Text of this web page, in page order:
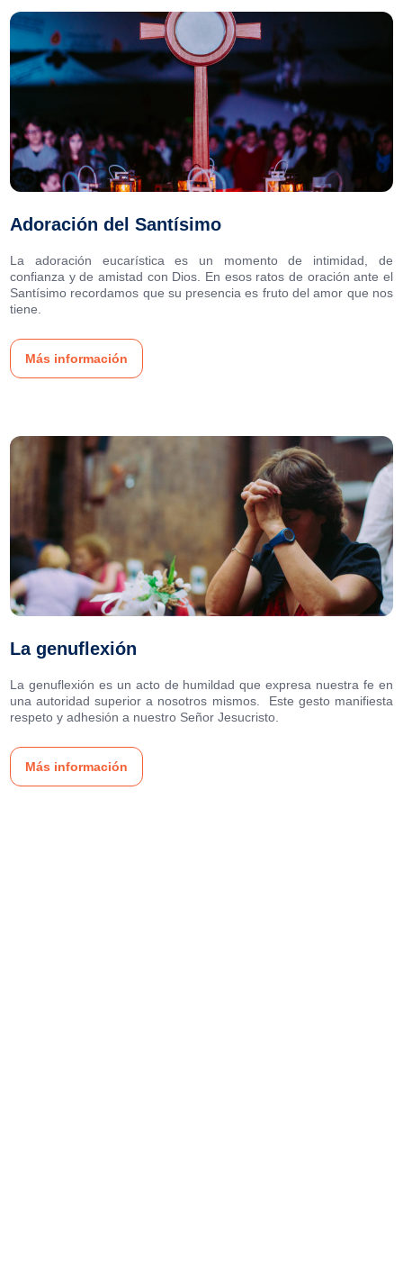
Adoración del Santísimo
La adoración eucarística es un momento de intimidad, de
confianza y de amistad con Dios. En esos ratos de oración ante el
Santísimo recordamos que su presencia es fruto del amor que nos
tiene.
Más información
La genuflexión
La genuflexión es un acto de humildad que expresa nuestra fe en
una autoridad superior a nosotros mismos. Este gesto manifiesta
respeto y adhesión a nuestro Señor Jesucristo.
Más información